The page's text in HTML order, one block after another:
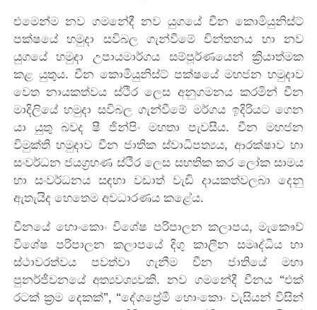
එමෙන්ම නව ගමනේදී නව යුගයේ චීන කොමියුනිස්ට්
පක්ෂයේ හමුදා සවිබල ගැන්වීමේ චින්තනය හා නව
යුගයේ හමුදා උපායමාර්ගය සම්පූර්ණයෙන් ක්‍රියාත්මක
කළ යුතුය. චීන කොමියුනිස්ට් පක්ෂයේ මහජන හමුදාව
වෙත නායකත්වය ස්ථිර ලෙස අනුගමනය කරමින් චීන
මාදිලියේ හමුදා සවිබල ගැන්වීමේ මර්ගය ඉදිරියට ගෙන
යා යුතු බවද ෂී ජින්පිං මහතා පැවසීය. චීන මහජන
විමුක්ති හමුදාව චීන ජාතික ස්වාධිපත්‍යය, ආරක්ෂාව හා
සංවර්ධන ජයග්‍රහණ ස්ථිර ලෙස සහතික කර ලෝක සාමය
හා සංවර්ධනය සඳහා වඩාත් වැඩි දායකත්වලබා දෙනු
ඇතැයිද හෙතෙම අවධාරණය කළේය.
චීනයේ හොංකොං විශේෂ පරිපාලන කලාපය, මැකෞව්
විශේෂ පරිපාලන කලාපයේ දිගු කාලීන සමෘද්ධිය හා
ස්ථාවරත්වය පවත්වා ගැනීම චීන ජාතියේ මහා
පුනර්ජීවනයේ අත්‍යවශ්‍යවකි. නව ගමනේදී චීනය “එක්
රටක් ක්‍රම දෙකක්”, “දේශප්‍රේමී හොංකොං වැසියන් විසින්